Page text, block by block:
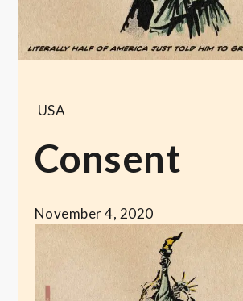
USA
Consent
November 4, 2020